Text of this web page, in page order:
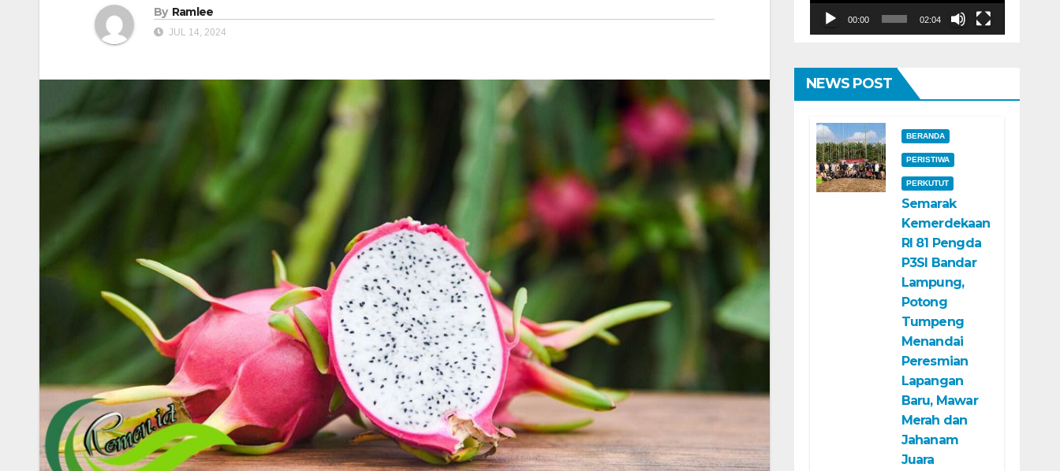
By Ramlee
JUL 14, 2024
00:00 02:04
NEWS POST
BERANDA
PERISTIWA
PERKUTUT
Semarak
Kemerdekaan
RI 81 Pengda
P3SI Bandar
Lampung,
Potong
Tumpeng
Menandai
Peresmian
Lapangan
Baru, Mawar
Merah dan
Jahanam
Juara